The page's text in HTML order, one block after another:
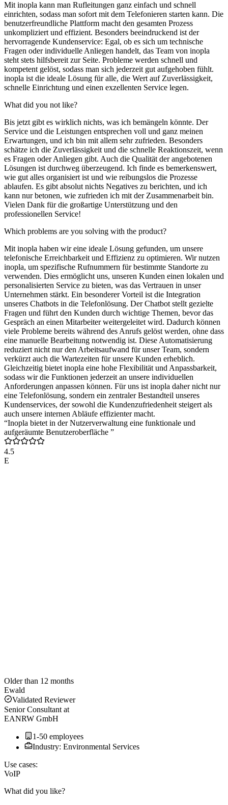
Mit inopla kann man Rufleitungen ganz einfach und schnell
einrichten, sodass man sofort mit dem Telefonieren starten kann. Die
benutzerfreundliche Plattform macht den gesamten Prozess
unkompliziert und effizient. Besonders beeindruckend ist der
hervorragende Kundenservice: Egal, ob es sich um technische
Fragen oder individuelle Anliegen handelt, das Team von inopla
steht stets hilfsbereit zur Seite. Probleme werden schnell und
kompetent gelöst, sodass man sich jederzeit gut aufgehoben fühlt.
inopla ist die ideale Lösung für alle, die Wert auf Zuverlässigkeit,
schnelle Einrichtung und einen exzellenten Service legen.
What did you not like?
Bis jetzt gibt es wirklich nichts, was ich bemängeln könnte. Der
Service und die Leistungen entsprechen voll und ganz meinen
Erwartungen, und ich bin mit allem sehr zufrieden. Besonders
schätze ich die Zuverlässigkeit und die schnelle Reaktionszeit, wenn
es Fragen oder Anliegen gibt. Auch die Qualität der angebotenen
Lösungen ist durchweg überzeugend. Ich finde es bemerkenswert,
wie gut alles organisiert ist und wie reibungslos die Prozesse
ablaufen. Es gibt absolut nichts Negatives zu berichten, und ich
kann nur betonen, wie zufrieden ich mit der Zusammenarbeit bin.
Vielen Dank für die großartige Unterstützung und den
professionellen Service!
Which problems are you solving with the product?
Mit inopla haben wir eine ideale Lösung gefunden, um unsere
telefonische Erreichbarkeit und Effizienz zu optimieren. Wir nutzen
inopla, um spezifische Rufnummern für bestimmte Standorte zu
verwenden. Dies ermöglicht uns, unseren Kunden einen lokalen und
personalisierten Service zu bieten, was das Vertrauen in unser
Unternehmen stärkt. Ein besonderer Vorteil ist die Integration
unseres Chatbots in die Telefonlösung. Der Chatbot stellt gezielte
Fragen und führt den Kunden durch wichtige Themen, bevor das
Gespräch an einen Mitarbeiter weitergeleitet wird. Dadurch können
viele Probleme bereits während des Anrufs gelöst werden, ohne dass
eine manuelle Bearbeitung notwendig ist. Diese Automatisierung
reduziert nicht nur den Arbeitsaufwand für unser Team, sondern
verkürzt auch die Wartezeiten für unsere Kunden erheblich.
Gleichzeitig bietet inopla eine hohe Flexibilität und Anpassbarkeit,
sodass wir die Funktionen jederzeit an unsere individuellen
Anforderungen anpassen können. Für uns ist inopla daher nicht nur
eine Telefonlösung, sondern ein zentraler Bestandteil unseres
Kundenservices, der sowohl die Kundenzufriedenheit steigert als
auch unsere internen Abläufe effizienter macht.
“Inopla bietet in der Nutzerverwaltung eine funktionale und
aufgeräumte Benutzeroberfläche ”
4.5
E
Older than 12 months
Ewald
Validated Reviewer
Senior Consultant at
EANRW GmbH
1-50 employees
Industry: Environmental Services
Use cases:
VoIP
What did you like?